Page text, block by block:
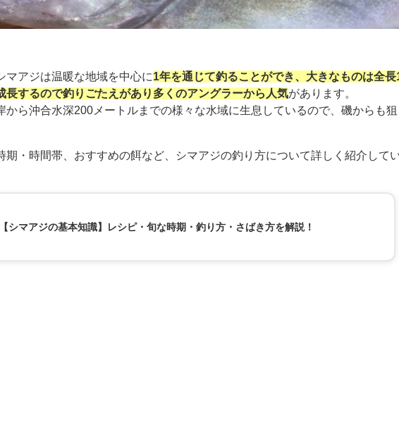
マアジは温暖な地域を中心に1年を通じて釣ることができ、大きなものは全長
長するので釣りごたえがあり多くのアングラーから人気があります。
から沖合水深200メートルまでの様々な水域に生息しているので、磯からも狙
期・時間帯、おすすめの餌など、シマアジの釣り方について詳しく紹介して
【シマアジの基本知識】レシピ・旬な時期・釣り方・さばき方を解説！